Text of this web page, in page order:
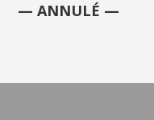
— ANNULÉ —